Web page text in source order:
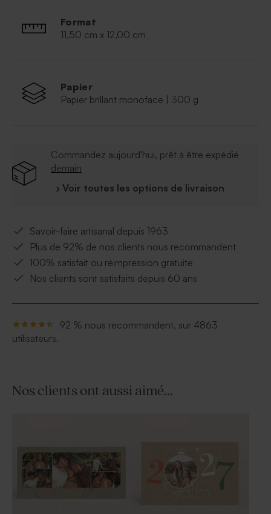
Format
11,50 cm x 12,00 cm
Papier
Papier brillant monoface | 300 g
Commandez aujourd'hui, prêt à être expédié
demain
› Voir toutes les options de livraison
Savoir-faire artisanal depuis 1963
Plus de 92% de nos clients nous recommandent
100% satisfait ou réimpression gratuite
Nos clients sont satisfaits depuis 60 ans
92 % nous recommandent, sur 4863
utilisateurs.
Nos clients ont aussi aimé...